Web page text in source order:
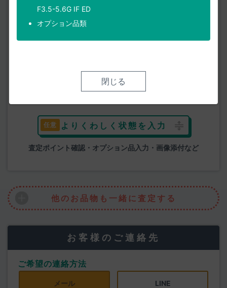
F3.5-5.6G IF ED
オプション品類
閉じる
使用状態
よりくわしく状態を入力
査定ポイント確認・オプション品入力・画像添付など
他のお品物も一緒に査定する
お客様のご連絡先
ご希望の連絡方法
メール LINE